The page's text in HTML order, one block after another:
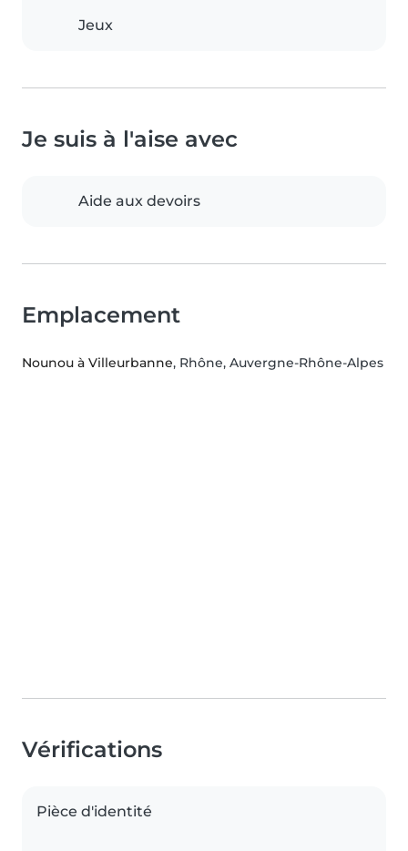
Jeux
Je suis à l'aise avec
Aide aux devoirs
Emplacement
Nounou à Villeurbanne, Rhône, Auvergne-Rhône-Alpes
Vérifications
Pièce d'identité